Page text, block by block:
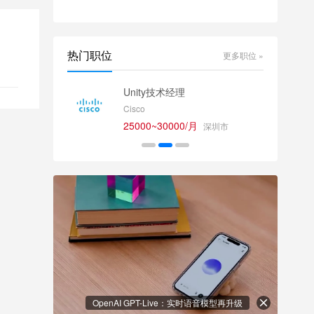
热门职位 更多职位 »
Unity技术经理
Cisco
25000~30000/月 深圳市
OpenAI GPT-Live：实时语音模型再升级